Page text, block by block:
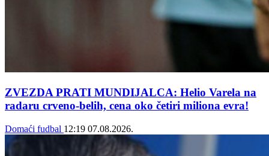
ZVEZDA PRATI MUNDIJALCA: Helio Varela na
radaru crveno-belih, cena oko četiri miliona evra!
Domaći fudbal 12:19 07.08.2026.